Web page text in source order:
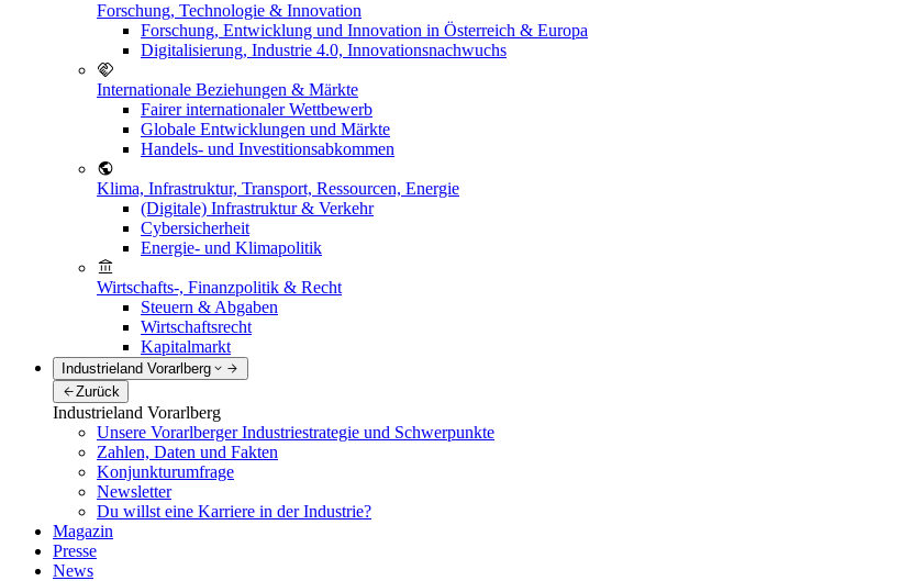
Forschung, Technologie & Innovation
Forschung, Entwicklung und Innovation in Österreich & Europa
Digitalisierung, Industrie 4.0, Innovationsnachwuchs
Internationale Beziehungen & Märkte
Fairer internationaler Wettbewerb
Globale Entwicklungen und Märkte
Handels- und Investitionsabkommen
Klima, Infrastruktur, Transport, Ressourcen, Energie
(Digitale) Infrastruktur & Verkehr
Cybersicherheit
Energie- und Klimapolitik
Wirtschafts-, Finanzpolitik & Recht
Steuern & Abgaben
Wirtschaftsrecht
Kapitalmarkt
Industrieland Vorarlberg
Zurück
Industrieland Vorarlberg
Unsere Vorarlberger Industriestrategie und Schwerpunkte
Zahlen, Daten und Fakten
Konjunkturumfrage
Newsletter
Du willst eine Karriere in der Industrie?
Magazin
Presse
News